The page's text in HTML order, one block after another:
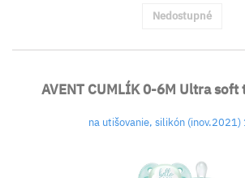
Nedostupné
AVENT CUMLÍK 0-6M Ultra soft
na utišovanie, silikón (inov.2021)